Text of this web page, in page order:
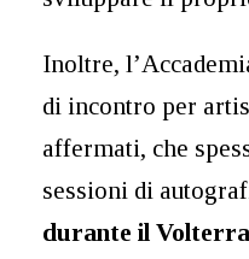
Inoltre,
di incontro per
affermati, che
sessioni di
durante il